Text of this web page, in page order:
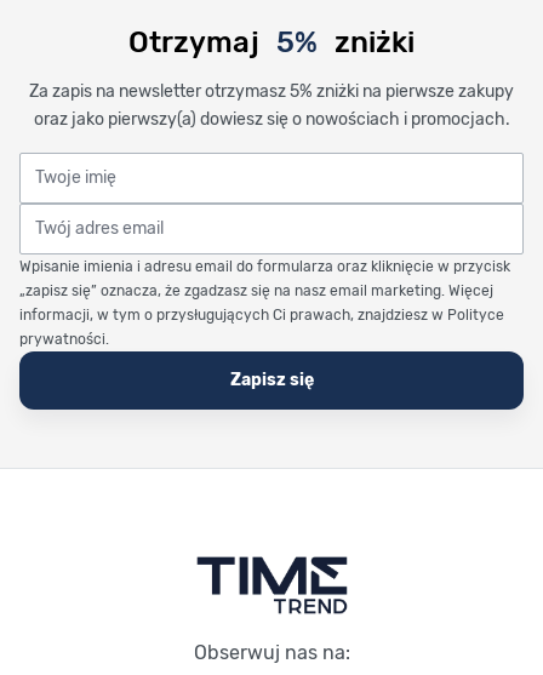
Otrzymaj 5% zniżki
Za zapis na newsletter otrzymasz 5% zniżki na pierwsze zakupy
oraz jako pierwszy(a) dowiesz się o nowościach i promocjach.
Twoje imię
Twój adres email
Wpisanie imienia i adresu email do formularza oraz kliknięcie w przycisk
„zapisz się” oznacza, że zgadzasz się na nasz email marketing. Więcej
informacji, w tym o przysługujących Ci prawach, znajdziesz w Polityce
prywatności.
Zapisz się
Obserwuj nas na: